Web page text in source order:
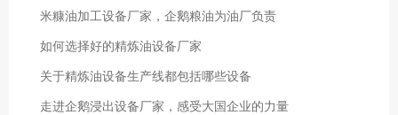
米糠油加工设备厂家，企鹅粮油为油厂负责
如何选择好的精炼油设备厂家
关于精炼油设备生产线都包括哪些设备
走进企鹅浸出设备厂家，感受大国企业的力量